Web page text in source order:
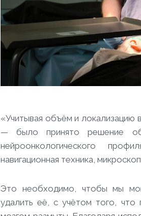
«Учитывая объём и локализацию
— было принято решение об
нейроонкологического
навигационная техника,
Это необходимо, чтобы мы
удалить её, с учётом того,